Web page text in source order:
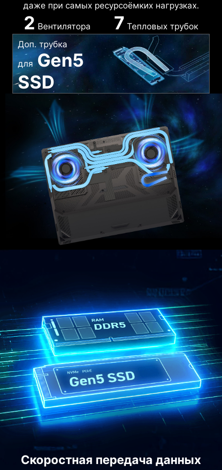
даже при самых ресурсоёмких нагрузках.
2 Вентилятора 7 Тепловых трубок
Доп. трубка
дляGen5
SSD
Скоростная передача данных